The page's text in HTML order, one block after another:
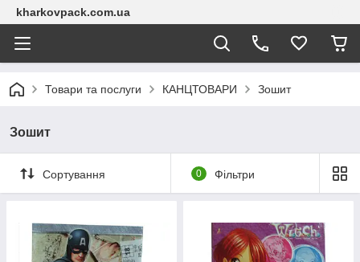
kharkovpack.com.ua
Товари та послуги КАНЦТОВАРИ Зошит
Зошит
Сортування 0 Фільтри